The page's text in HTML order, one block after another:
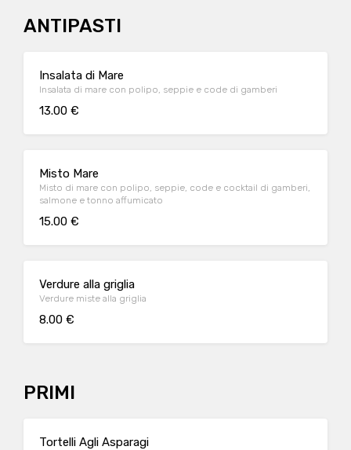
ANTIPASTI
Insalata di Mare
Insalata di mare con polipo, seppie e code di gamberi
13.00 €
Misto Mare
Misto di mare con polipo, seppie, code e cocktail di gamberi,
salmone e tonno affumicato
15.00 €
Verdure alla griglia
Verdure miste alla griglia
8.00 €
PRIMI
Tortelli Agli Asparagi